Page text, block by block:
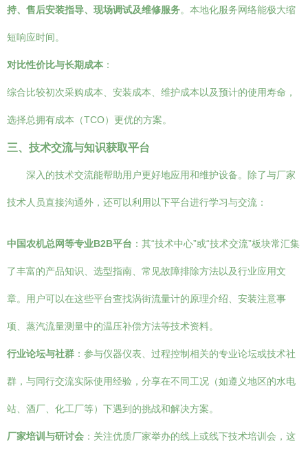
持、售后安装指导、现场调试及维修服务。本地化服务网络能极大缩
短响应时间。
对比性价比与长期成本 ：
综合比较初次采购成本、安装成本、维护成本以及预计的使用寿命，
选择总拥有成本（TCO）更优的方案。
三、技术交流与知识获取平台
深入的技术交流能帮助用户更好地应用和维护设备。除了与厂家
技术人员直接沟通外，还可以利用以下平台进行学习与交流：
中国农机总网等专业B2B平台 ：其“技术中心”或“技术交流”板块常汇集
了丰富的产品知识、选型指南、常见故障排除方法以及行业应用文
章。用户可以在这些平台查找涡街流量计的原理介绍、安装注意事
项、蒸汽流量测量中的温压补偿方法等技术资料。
行业论坛与社群 ：参与仪器仪表、过程控制相关的专业论坛或技术社
群，与同行交流实际使用经验，分享在不同工况（如遵义地区的水电
站、酒厂、化工厂等）下遇到的挑战和解决方案。
厂家培训与研讨会 ：关注优质厂家举办的线上或线下技术培训会，这